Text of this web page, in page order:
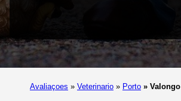
Avaliaçoes » Veterinario » Porto » Valongo